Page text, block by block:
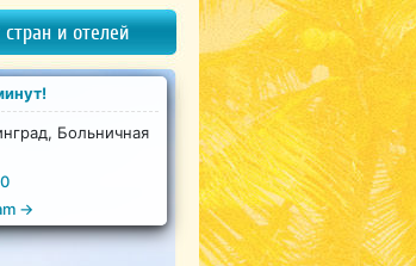
Больничная
→
стран и отелей